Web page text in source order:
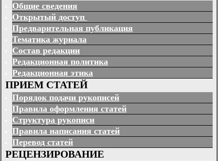
Общие сведения
Открытый доступ
Предварительная публикация
Тематика журнала
Состав редакции
Редакционная политика
Редакционная этика
ПРИЕМ СТАТЕЙ
Порядок подачи рукописей
Правила оформления статей
Структура рукописи
Правила написания статей
Перевод статей
РЕЦЕНЗИРОВАНИЕ